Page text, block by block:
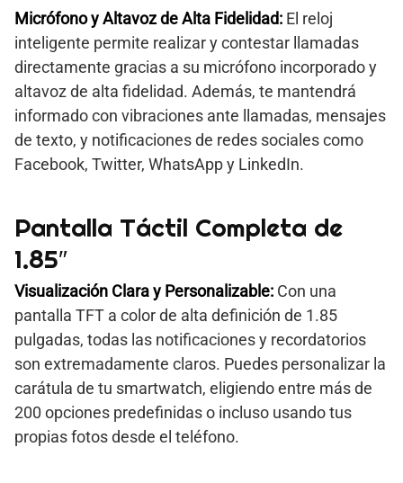
Micrófono y Altavoz de Alta Fidelidad: El reloj
inteligente permite realizar y contestar llamadas
directamente gracias a su micrófono incorporado y
altavoz de alta fidelidad. Además, te mantendrá
informado con vibraciones ante llamadas, mensajes
de texto, y notificaciones de redes sociales como
Facebook, Twitter, WhatsApp y LinkedIn.
Pantalla Táctil Completa de
1.85″
Visualización Clara y Personalizable: Con una
pantalla TFT a color de alta definición de 1.85
pulgadas, todas las notificaciones y recordatorios
son extremadamente claros. Puedes personalizar la
carátula de tu smartwatch, eligiendo entre más de
200 opciones predefinidas o incluso usando tus
propias fotos desde el teléfono.